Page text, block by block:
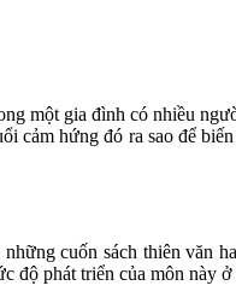
một gia đình có nhiều
cảm hứng đó ra sao để
cuốn sách thiên văn
độ phát triển của môn này